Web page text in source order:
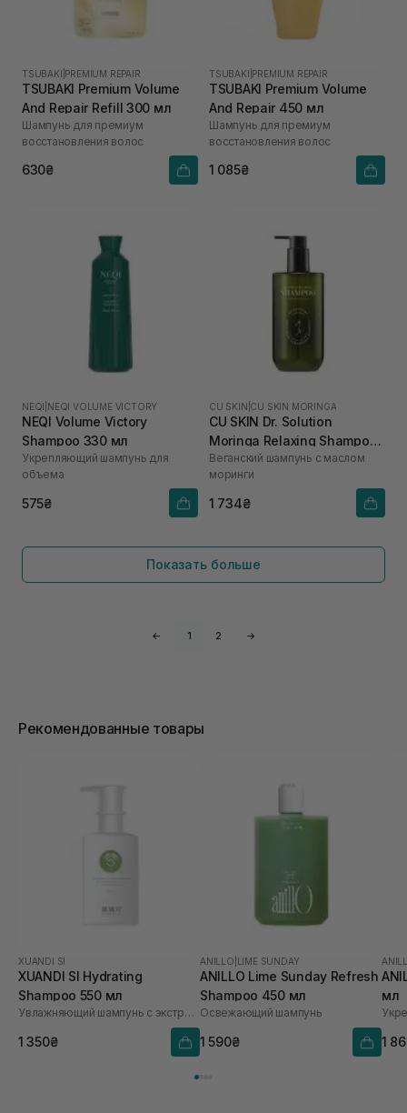
TSUBAKI PREMIUM REPAIR
TSUBAKI Premium Volume
And Repair Refill 300 мл
Шампунь для премиум
восстановления волос
630₴
TSUBAKI PREMIUM REPAIR
TSUBAKI Premium Volume
And Repair 450 мл
Шампунь для премиум
восстановления волос
1 085₴
NEQI NEQI VOLUME VICTORY
NEQI Volume Victory
Shampoo 330 мл
Укрепляющий шампунь для
объема
575₴
CU SKIN CU SKIN MORINGA
CU SKIN Dr. Solution
Moringa Relaxing Shampoo
400 мл
Веганский шампунь с маслом
моринги
1 734₴
Показать больше
← 1 2 →
Рекомендованные товары
XUANDI SI
XUANDI SI Hydrating
Shampoo 550 мл
Увлажняющий шампунь с экстрактом зерна
1 350₴
ANILLO LIME SUNDAY
ANILLO Lime Sunday Refresh
Shampoo 450 мл
Освежающий шампунь
1 590₴
мл
1